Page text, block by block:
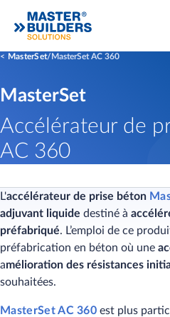
MasterSet MasterSet AC 360
MasterSet
Accélérateur de
AC 360
L'accélérateur de prise béton
adjuvant liquide destiné à
préfabriqué. L’emploi de ce
préfabrication en béton où une
amélioration des résistances
souhaitées.
MasterSet AC 360 est plus